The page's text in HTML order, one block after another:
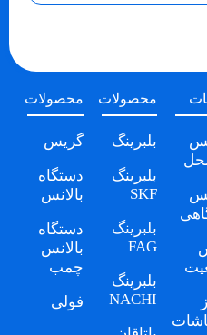
محصولات
بلبرینگ
بلبرینگ
SKF
بلبرینگ
FAG
بلبرینگ
NACHI
محصولات
گریس
دستگاه
بالانس
دستگاه
بالانس
چمب
فولی